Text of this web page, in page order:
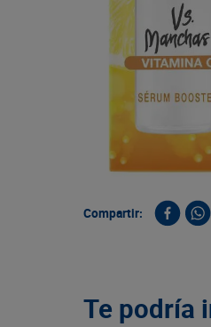
Compartir:
Te podría